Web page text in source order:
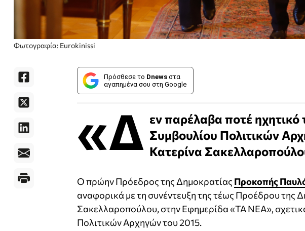
Φωτογραφία: Εurokinissi
Πρόσθεσε το Dnews στα
αγαπημένα σου στη Google
«Δ εν παρέλαβα ποτέ
Συμβουλίου Πολιτικών
Κατερίνα
Ο πρώην Πρόεδρος της Δημοκρατίας Προκοπής
αναφορικά με τη συνέντευξη της τέως Προέδρου της
Σακελλαροπούλου, στην Εφημερίδα «ΤΑ ΝΕΑ»,
Πολιτικών Αρχηγών του 2015.